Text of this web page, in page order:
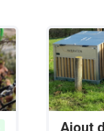
Ajout